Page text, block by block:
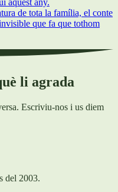
de tota la família, el conte
que fa que tothom
li agrada
Escriviu-nos i us diem
del 2003.